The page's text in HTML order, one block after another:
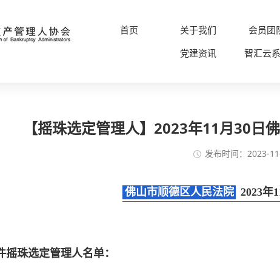
首页 关于我们 会员团
党建资讯
智汇云
【摇珠选定管理人】2023年11月30日
发布时间：2023-
佛山市顺德区人民法院 2023年
珠选定管理人名单：